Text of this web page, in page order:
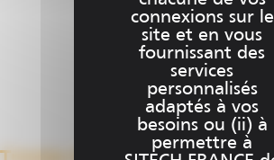
connexions sur le
site et en vous
fournissant des
services
personnalisés
adaptés à vos
besoins ou (ii) à
permettre à